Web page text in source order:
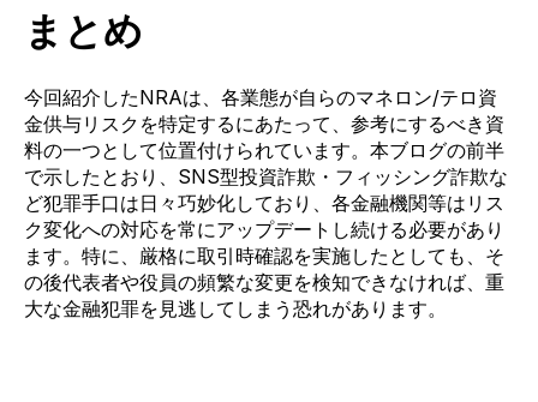
まとめ
今回紹介したNRAは、各業態が自らのマネロン/テロ資
金供与リスクを特定するにあたって、参考にするべき資
料の一つとして位置付けられています。本ブログの前半
で示したとおり、SNS型投資詐欺・フィッシング詐欺な
ど犯罪手口は日々巧妙化しており、各金融機関等はリス
ク変化への対応を常にアップデートし続ける必要があり
ます。特に、厳格に取引時確認を実施したとしても、そ
の後代表者や役員の頻繁な変更を検知できなければ、重
大な金融犯罪を見逃してしまう恐れがあります。